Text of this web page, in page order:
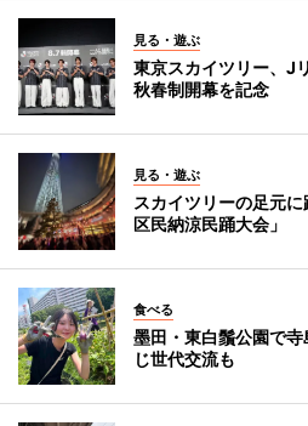
見る・遊ぶ
東京スカイツリー、J
秋春制開幕を記念
見る・遊ぶ
スカイツリーの足元
区民納涼民踊大会」
食べる
墨田・東白鬚公園で
じ世代交流も